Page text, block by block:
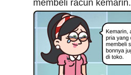
membeli racun kemarin.